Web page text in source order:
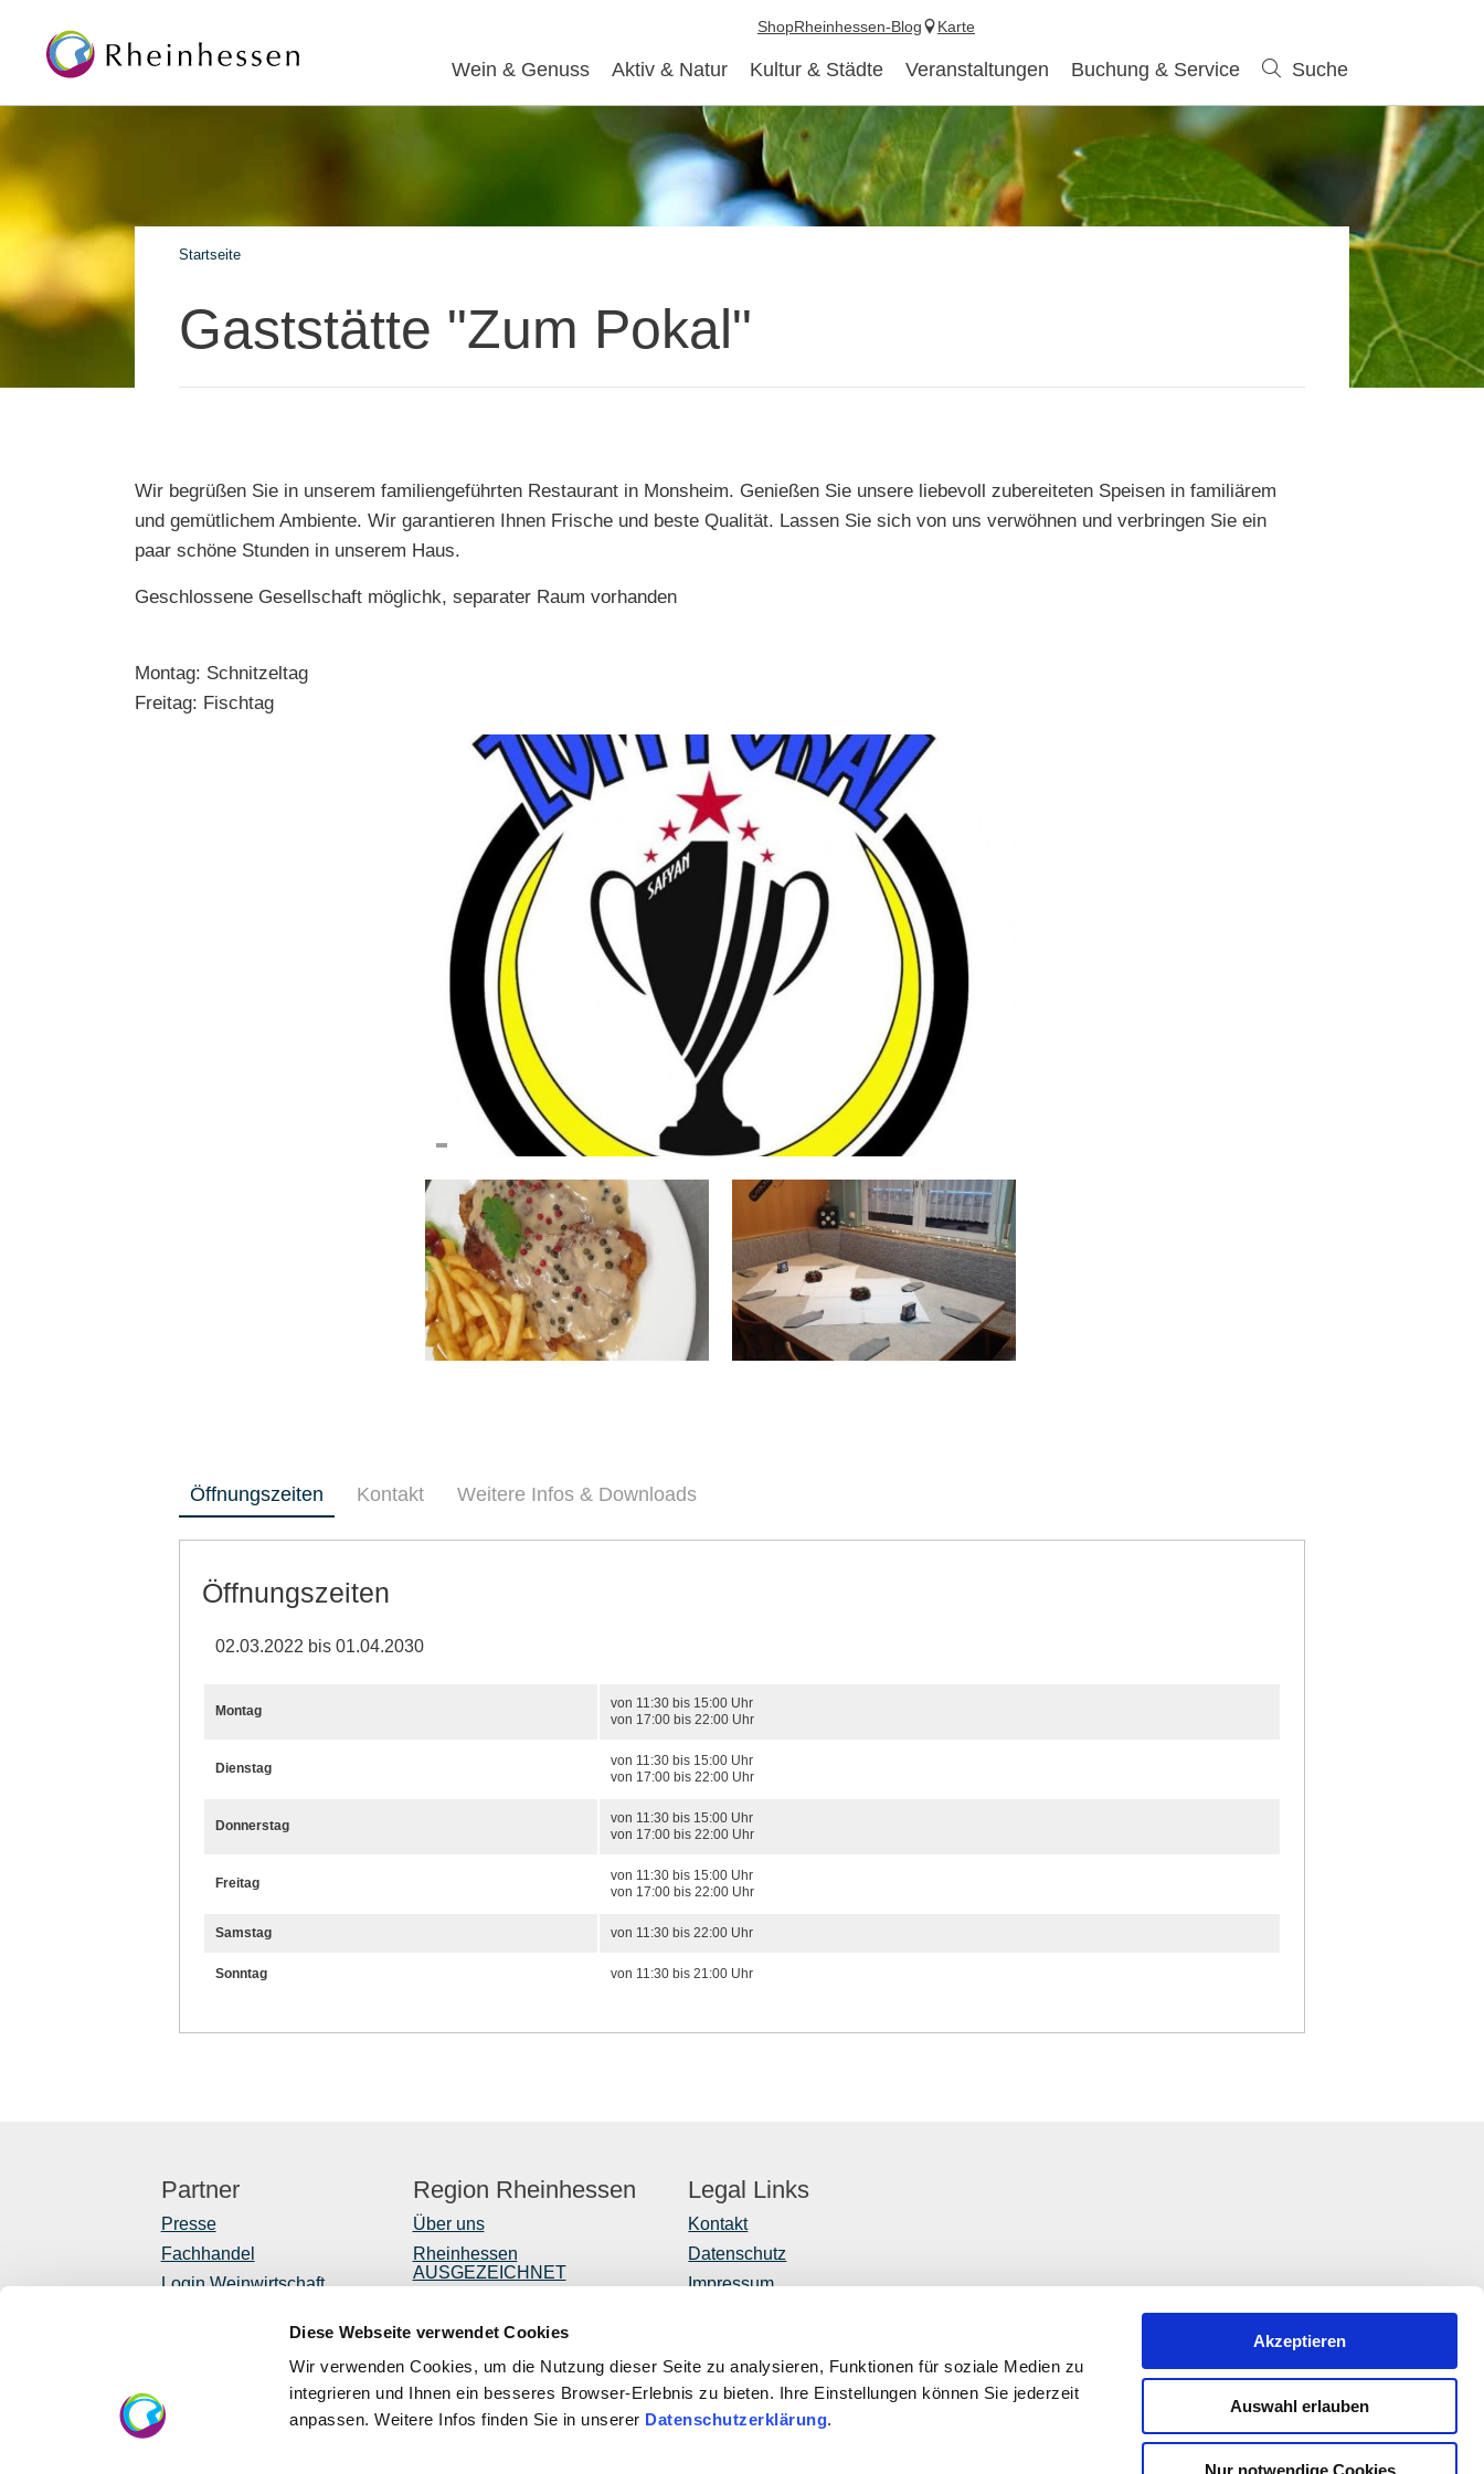
Diese Webseite verwendet Cookies
Wir verwenden Cookies, um die Nutzung dieser Seite zu analysieren, Funktionen für soziale Medien zu
integrieren und Ihnen ein besseres Browser-Erlebnis zu bieten. Ihre Einstellungen können Sie jederzeit
anpassen. Weitere Infos finden Sie in unserer Datenschutzerklärung.
Akzeptieren
Auswahl erlauben
Nur notwendige Cookies
Wein & Genuss Aktiv & Natur Kultur & Städte Veranstaltungen Buchung & Service Suche
ShopRheinhessen-Blog Karte
Startseite
Gaststätte "Zum Pokal"
Wir begrüßen Sie in unserem familiengeführten Restaurant in Monsheim. Genießen Sie unsere liebevoll zubereiteten Speisen in familiärem
und gemütlichem Ambiente. Wir garantieren Ihnen Frische und beste Qualität. Lassen Sie sich von uns verwöhnen und verbringen Sie ein
paar schöne Stunden in unserem Haus.
Geschlossene Gesellschaft möglichk, separater Raum vorhanden
Montag: Schnitzeltag
Freitag: Fischtag
Öffnungszeiten Kontakt Weitere Infos & Downloads
Öffnungszeiten
02.03.2022 bis 01.04.2030
Montag
von 11:30 bis 15:00 Uhr
von 17:00 bis 22:00 Uhr
Dienstag
von 11:30 bis 15:00 Uhr
von 17:00 bis 22:00 Uhr
Donnerstag
von 11:30 bis 15:00 Uhr
von 17:00 bis 22:00 Uhr
Freitag
von 11:30 bis 15:00 Uhr
von 17:00 bis 22:00 Uhr
Samstag von 11:30 bis 22:00 Uhr
Sonntag von 11:30 bis 21:00 Uhr
Partner
Presse
Fachhandel
Login Weinwirtschaft
Mediendatenbank
Region Rheinhessen
Über uns
Rheinhessen
AUSGEZEICHNET
Shop
Newsletter
Regionalentwicklung
Legal Links
Kontakt
Datenschutz
Impressum